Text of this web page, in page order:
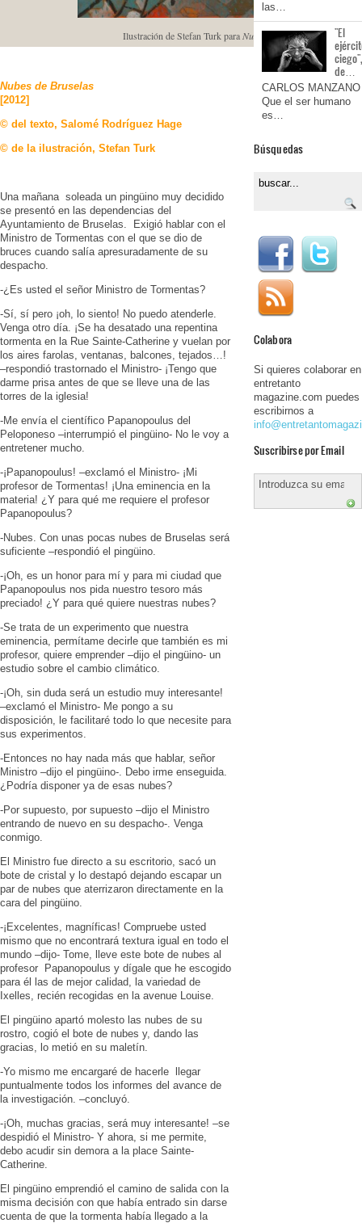
Ilustración de Stefan Turk paraNubes de Bruselas, de Salomé
Nubes de Bruselas
[2012]
© del texto, Salomé Rodríguez Hage
© de la ilustración, Stefan Turk
Una mañana soleada un pingüino muy decidido
se presentó en las dependencias del
Ayuntamiento de Bruselas. Exigió hablar con el
Ministro de Tormentas con el que se dio de
bruces cuando salía apresuradamente de su
despacho.
-¿Es usted el señor Ministro de Tormentas?
-Sí, sí pero ¡oh, lo siento! No puedo atenderle.
Venga otro día. ¡Se ha desatado una repentina
tormenta en la Rue Sainte-Catherine y vuelan por
los aires farolas, ventanas, balcones, tejados…!
–respondió trastornado el Ministro- ¡Tengo que
darme prisa antes de que se lleve una de las
torres de la iglesia!
-Me envía el científico Papanopoulus del
Peloponeso –interrumpió el pingüino- No le voy a
entretener mucho.
-¡Papanopoulus! –exclamó el Ministro- ¡Mi
profesor de Tormentas! ¡Una eminencia en la
materia! ¿Y para qué me requiere el profesor
Papanopoulus?
-Nubes. Con unas pocas nubes de Bruselas será
suficiente –respondió el pingüino.
-¡Oh, es un honor para mí y para mi ciudad que
Papanopoulus nos pida nuestro tesoro más
preciado! ¿Y para qué quiere nuestras nubes?
-Se trata de un experimento que nuestra
eminencia, permítame decirle que también es mi
profesor, quiere emprender –dijo el pingüino- un
estudio sobre el cambio climático.
-¡Oh, sin duda será un estudio muy interesante!
–exclamó el Ministro- Me pongo a su
disposición, le facilitaré todo lo que necesite para
sus experimentos.
-Entonces no hay nada más que hablar, señor
Ministro –dijo el pingüino-. Debo irme enseguida.
¿Podría disponer ya de esas nubes?
-Por supuesto, por supuesto –dijo el Ministro
entrando de nuevo en su despacho-. Venga
conmigo.
El Ministro fue directo a su escritorio, sacó un
bote de cristal y lo destapó dejando escapar un
par de nubes que aterrizaron directamente en la
cara del pingüino.
-¡Excelentes, magníficas! Compruebe usted
mismo que no encontrará textura igual en todo el
mundo –dijo- Tome, lleve este bote de nubes al
profesor Papanopoulus y dígale que he escogido
para él las de mejor calidad, la variedad de
Ixelles, recién recogidas en la avenue Louise.
El pingüino apartó molesto las nubes de su
rostro, cogió el bote de nubes y, dando las
gracias, lo metió en su maletín.
-Yo mismo me encargaré de hacerle llegar
puntualmente todos los informes del avance de
la investigación. –concluyó.
-¡Oh, muchas gracias, será muy interesante! –se
despidió el Ministro- Y ahora, si me permite,
debo acudir sin demora a la place Sainte-
Catherine.
El pingüino emprendió el camino de salida con la
misma decisión con que había entrado sin darse
cuenta de que la tormenta había llegado a la
las…
"El
de…
CARLOS MANZANO
Que el ser humano
es…
Búsquedas
Colabora
Si quieres colaborar en
entretanto
magazine.com puedes
escribirnos a
Suscribirse por Email